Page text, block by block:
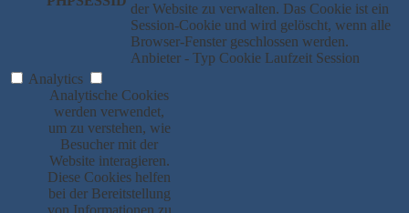
der Website zu verwalten. Das Cookie ist ein
Session-Cookie und wird gelöscht, wenn alle
Browser-Fenster geschlossen werden.
Anbieter - Typ Cookie Laufzeit Session
Analytics
Analytische Cookies
werden verwendet,
um zu verstehen, wie
Besucher mit der
Website interagieren.
Diese Cookies helfen
bei der Bereitstellung
von Informationen zu